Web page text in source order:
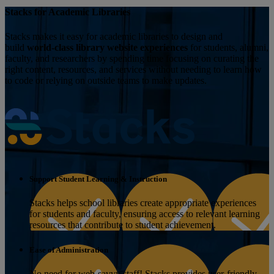
Stacks for Academic Libraries
Stacks makes it easy for academic libraries to design and
build world-class library website experiences for students, alumni,
faculty, and researchers by spending time focusing on curating the
right content, resources, and services without needing to learn how
to code or relying on outside teams to make updates.
Support Student Learning & Instruction
Stacks helps school libraries create appropriate experiences
for students and faculty, ensuring access to relevant learning
resources that contribute to student achievement.
Ease of Administration